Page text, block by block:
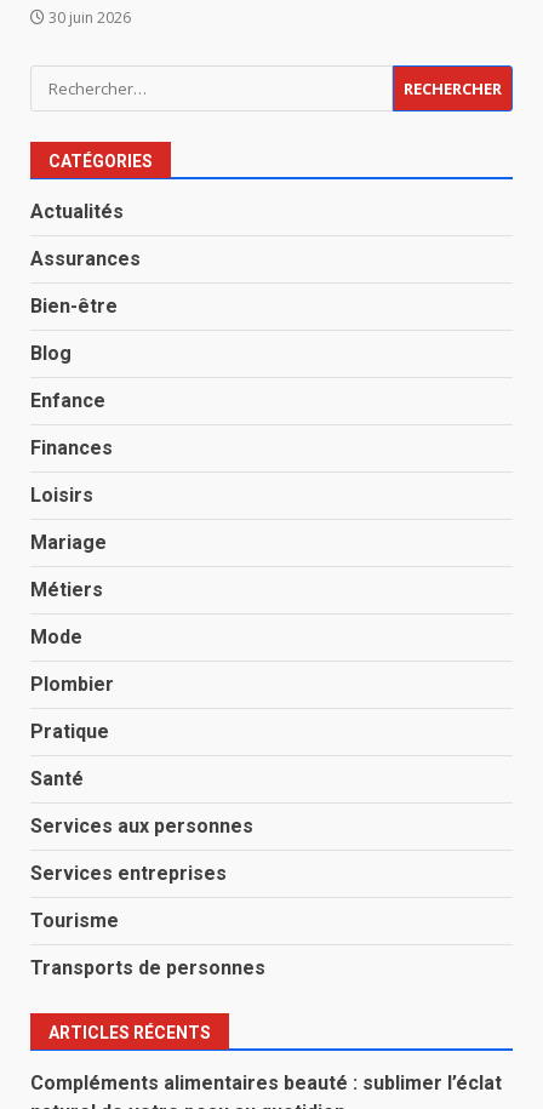
30 juin 2026
Rechercher :
CATÉGORIES
Actualités
Assurances
Bien-être
Blog
Enfance
Finances
Loisirs
Mariage
Métiers
Mode
Plombier
Pratique
Santé
Services aux personnes
Services entreprises
Tourisme
Transports de personnes
ARTICLES RÉCENTS
Compléments alimentaires beauté : sublimer l’éclat